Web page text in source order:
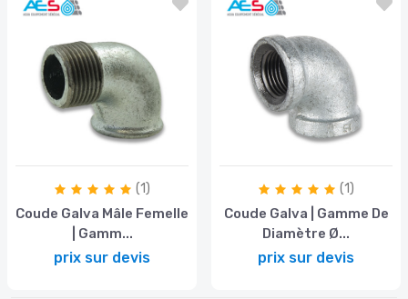
(1)
Coude Galva Mâle Femelle
| Gamm...
prix sur devis
(1)
Coude Galva | Gamme De
Diamètre Ø...
prix sur devis